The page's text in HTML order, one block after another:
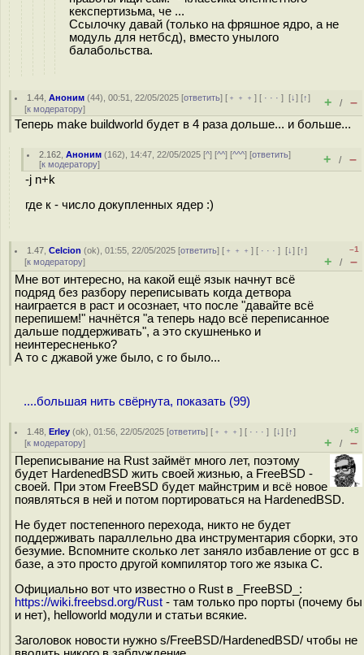
кекспертизьма, че ...
Ссылочку давай (только на фряшное ядро, а не
модуль для нетбсд), вместо унылого
балабольства.
1.44 ,Аноним (44), 00:51, 22/05/2025 [ответить] [ ﹢﹢﹢] [ · · ·][↓] [↑]
[к модератору] + / –
Теперь make buildworld будет в 4 раза дольше... и больше...
2.162 ,Аноним (162), 14:47, 22/05/2025 [^] [^^] [^^^] [ответить]
[к модератору] + / –
-j n+k
где к - число докупленных ядер :)
1.47 ,Celcion (ok), 01:55, 22/05/2025 [ответить] [ ﹢﹢﹢] [ · · ·][↓] [↑]
[к модератору]
–1
+ / –
Мне вот интересно, на какой ещё язык начнут всё
подряд без разбору переписывать когда детвора
наиграется в раст и осознает, что после "давайте всё
перепишем!" начнётся "а теперь надо всё переписанное
дальше поддерживать", а это скушненько и
неинтересненько?
А то с джавой уже было, с го было...
....большая нить свёрнута, показать (99)
1.48 ,Erley (ok), 01:56, 22/05/2025 [ответить] [ ﹢﹢﹢] [ · · ·][↓] [↑]
[к модератору]
+5
+ / –
Переписывание на Rust займёт много лет, поэтому
будет HardenedBSD жить своей жизнью, а FreeBSD -
своей. При этом FreeBSD будет майнстрим и всё новое
появляться в ней и потом портироваться на HardenedBSD.
Не будет постепенного перехода, никто не будет
поддерживать параллельно два инструментария сборки, это
безумие. Вспомните сколько лет заняло избавление от gcc в
базе, а это просто другой компилятор того же языка С.
Официально вот что известно о Rust в _FreeBSD_:
https://wiki.freebsd.org/Rust - там только про порты (почему бы
и нет), helloworld модули и статьи всякие.
Заголовок новости нужно s/FreeBSD/HardenedBSD/ чтобы не